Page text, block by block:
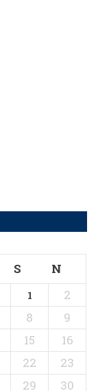
S N
1
2
8
9
15
16
22
23
29
30